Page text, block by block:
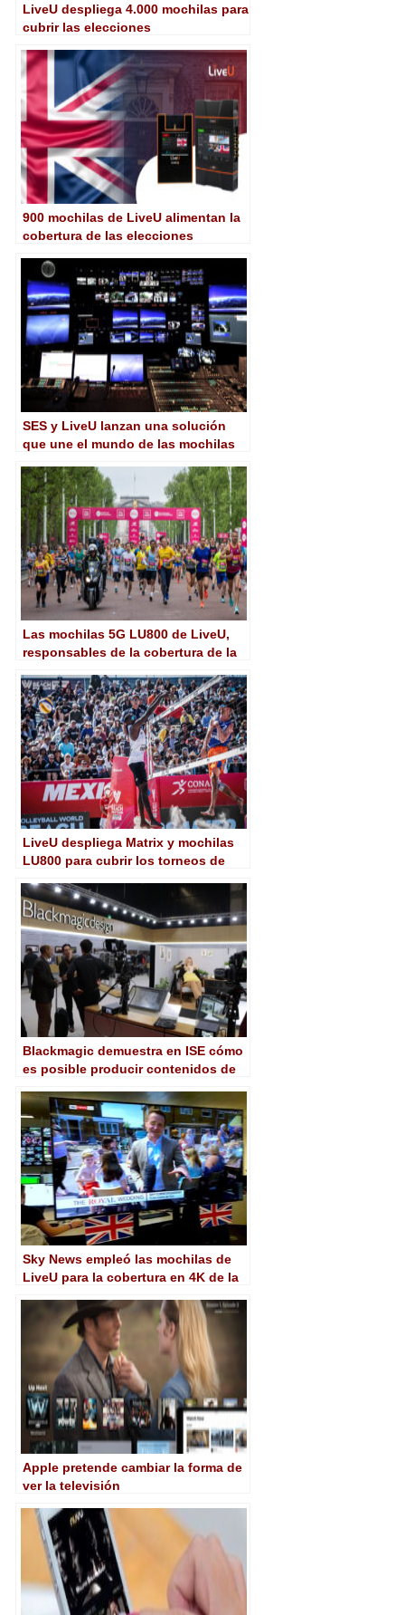
LiveU despliega 4.000 mochilas para
cubrir las elecciones
900 mochilas de LiveU alimentan la
cobertura de las elecciones
SES y LiveU lanzan una solución
que une el mundo de las mochilas
Las mochilas 5G LU800 de LiveU,
responsables de la cobertura de la
LiveU despliega Matrix y mochilas
LU800 para cubrir los torneos de
Blackmagic demuestra en ISE cómo
es posible producir contenidos de
flexible y a bajo coste
Sky News empleó las mochilas de
LiveU para la cobertura en 4K de la
Apple pretende cambiar la forma de
ver la televisión